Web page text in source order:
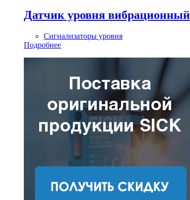
Датчик уровня
Сигнализаторы уровня
Подробнее